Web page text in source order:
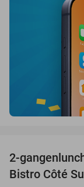
2-
Bistro Côté